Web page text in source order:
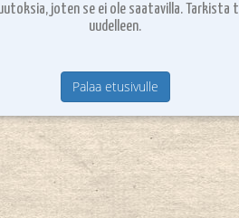
joten se ei ole saatavilla. Tarkista
uudelleen.
Palaa etusivulle